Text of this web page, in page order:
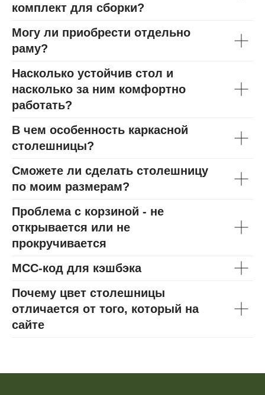
комплект для сборки?
Могу ли приобрести отдельно
раму?
Насколько устойчив стол и
насколько за ним комфортно
работать?
В чем особенность каркасной
столешницы?
Сможете ли сделать столешницу
по моим размерам?
Проблема с корзиной - не
открывается или не
прокручивается
МСС-код для кэшбэка
Почему цвет столешницы
отличается от того, который на
сайте